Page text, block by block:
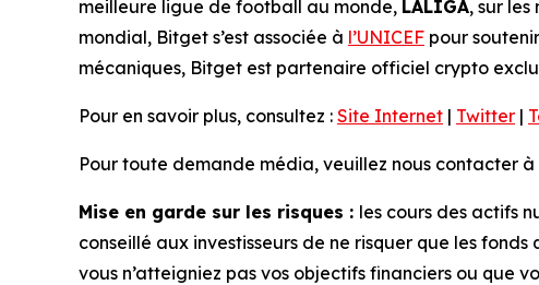
meilleure ligue de football au monde, LALIGA, sur
mondial, Bitget s’est associée à l’UNICEF pour
mécaniques, Bitget est partenaire officiel crypto
Pour en savoir plus, consultez : Site Internet | Twitter |
Pour toute demande média, veuillez nous contacter à
Mise en garde sur les risques : les cours des actifs
conseillé aux investisseurs de ne risquer que les
vous n’atteigniez pas vos objectifs financiers ou que